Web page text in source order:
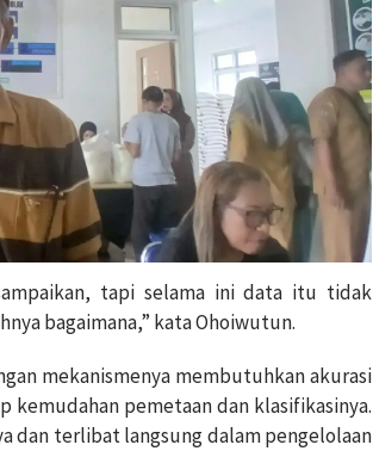
tapi selama ini data itu tidak
bagaimana,” kata Ohoiwutun.
mekanismenya membutuhkan akurasi
pemetaan dan klasifikasinya.
dan terlibat langsung dalam pengelolaan